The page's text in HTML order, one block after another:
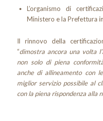
L’organismo di
Ministero e la Prefettura
Il rinnovo della
“dimostra ancora una volta
non solo di piena
anche di allineamento con
miglior servizio possibile al
con la piena rispondenza alla